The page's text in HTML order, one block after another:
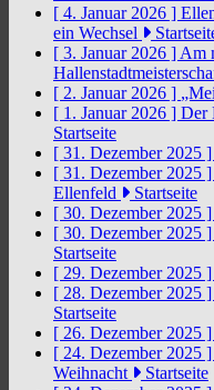
[ 4. Januar 2026 ]
ein Wechsel
[ 3. Januar 2026 ] Am
[ 2. Januar 2026 ]
[ 1. Januar 2026 ] Der
Startseite
[ 31. Dezember 2025 ]
[ 31. Dezember 2025 ]
Ellenfeld
Startseite
[ 30. Dezember 2025 ]
[ 30. Dezember 2025 ]
Startseite
[ 29. Dezember 2025 ]
[ 28. Dezember 2025 ]
Startseite
[ 26. Dezember 2025 ]
[ 24. Dezember 2025 ]
Weihnacht
Startseite